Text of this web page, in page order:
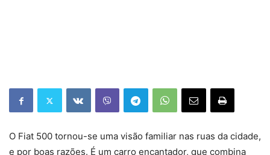
O Fiat 500 tornou-se uma visão familiar nas ruas da cidade,
e por boas razões. É um carro encantador, que combina